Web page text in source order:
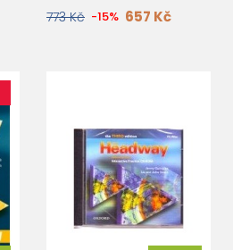
773 Kč -15% 657 Kč